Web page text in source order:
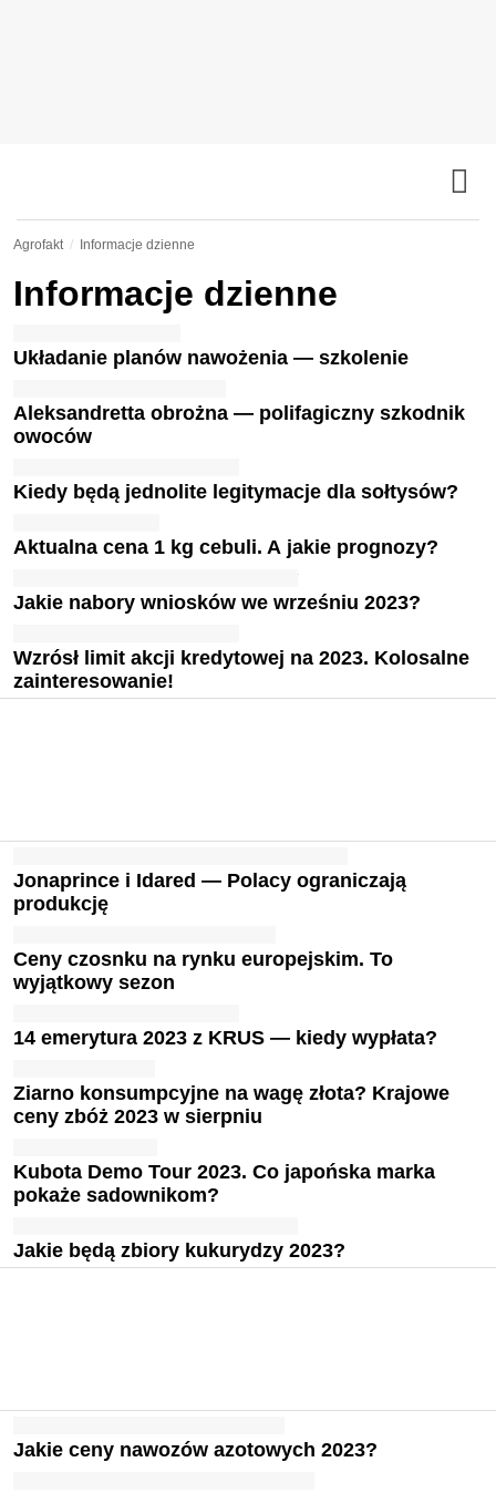
Agrofakt Informacje dzienne
Informacje dzienne
Układanie planów nawożenia — szkolenie
Aleksandretta obrożna — polifagiczny szkodnik
owoców
Kiedy będą jednolite legitymacje dla sołtysów?
Aktualna cena 1 kg cebuli. A jakie prognozy?
Jakie nabory wniosków we wrześniu 2023?
Wzrósł limit akcji kredytowej na 2023. Kolosalne
zainteresowanie!
Jonaprince i Idared — Polacy ograniczają
produkcję
Ceny czosnku na rynku europejskim. To
wyjątkowy sezon
14 emerytura 2023 z KRUS — kiedy wypłata?
Ziarno konsumpcyjne na wagę złota? Krajowe
ceny zbóż 2023 w sierpniu
Kubota Demo Tour 2023. Co japońska marka
pokaże sadownikom?
Jakie będą zbiory kukurydzy 2023?
Jakie ceny nawozów azotowych 2023?